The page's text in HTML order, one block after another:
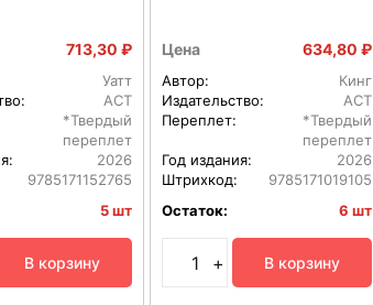
713,30 ₽
Уатт
АСТ
*Твердый
переплет
2026
9785171152765
5 шт
В корзину
Цена 634,80 ₽
Автор:
Кинг
Издательство:
АСТ
Переплет:
*Твердый
переплет
Год издания:
2026
Штрихкод:
9785171019105
Остаток:
6 шт
+ В корзину